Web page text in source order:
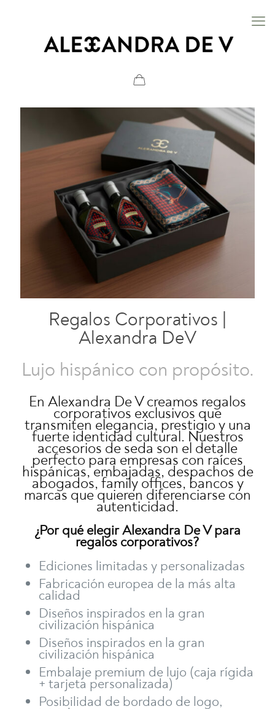
Regalos Corporativos |
Alexandra DeV
Lujo hispánico con propósito.
En Alexandra De V creamos regalos
corporativos exclusivos que
transmiten elegancia, prestigio y una
fuerte identidad cultural. Nuestros
accesorios de seda son el detalle
perfecto para empresas con raíces
hispánicas, embajadas, despachos de
abogados, family offices, bancos y
marcas que quieren diferenciarse con
autenticidad.
¿Por qué elegir Alexandra De V para
regalos corporativos?
Ediciones limitadas y personalizadas
Fabricación europea de la más alta
calidad
Diseños inspirados en la gran
civilización hispánica
Diseños inspirados en la gran
civilización hispánica
Embalaje premium de lujo (caja rígida
+ tarjeta personalizada)
Posibilidad de bordado de logo,